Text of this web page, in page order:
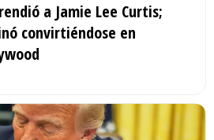
a Jamie Lee Curtis;
convirtiéndose en